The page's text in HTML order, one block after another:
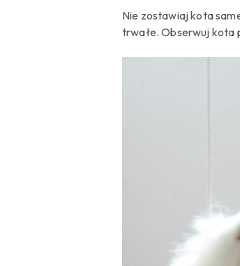
Nie zostawiaj kota
trwałe. Obserwuj kota